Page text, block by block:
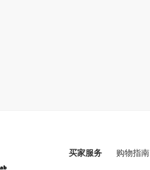
买家服务 购物指南